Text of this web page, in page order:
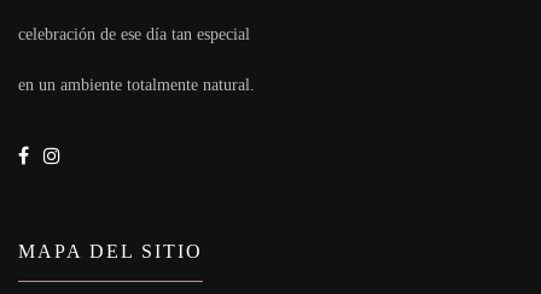
celebración de ese día tan especial
en un ambiente totalmente natural.
MAPA DEL SITIO